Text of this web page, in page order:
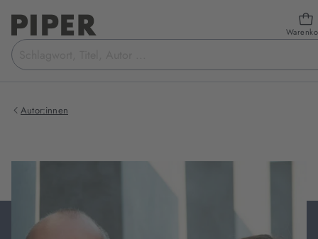
Suchbegriff
eingeben
Autor:innen